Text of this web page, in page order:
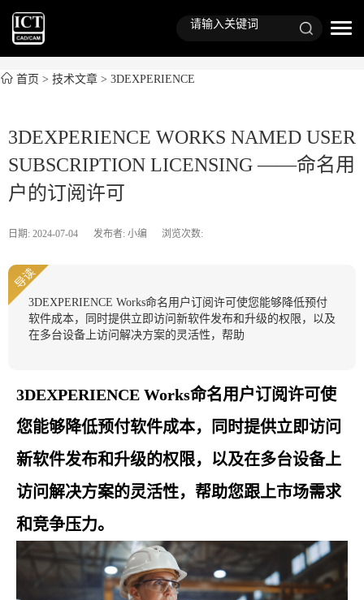
首页 > 技术文章 > 3DEXPERIENCE
3DEXPERIENCE WORKS NAMED USER
SUBSCRIPTION LICENSING ——命名用
户的订阅许可
日期: 2024-07-04 发布者: 小编 浏览次数:
导读
3DEXPERIENCE Works命名用户订阅许可使您能够降低预付
软件成本，同时提供立即访问新软件发布和升级的权限，以及
在多台设备上访问解决方案的灵活性，帮助
3DEXPERIENCE Works命名用户订阅许可使
您能够降低预付软件成本，同时提供立即访问
新软件发布和升级的权限，以及在多台设备上
访问解决方案的灵活性，帮助您跟上市场需求
和竞争压力。